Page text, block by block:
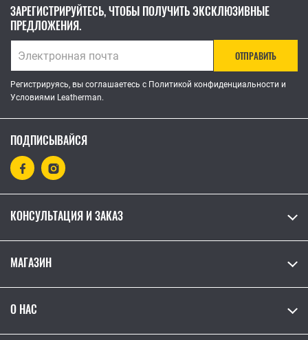
ЗАРЕГИСТРИРУЙТЕСЬ, ЧТОБЫ ПОЛУЧИТЬ ЭКСКЛЮЗИВНЫЕ
ПРЕДЛОЖЕНИЯ.
ОТПРАВИТЬ
Регистрируясь, вы соглашаетесь с Политикой конфиденциальности и
Условиями Leatherman.
ПОДПИСЫВАЙСЯ
КОНСУЛЬТАЦИЯ И ЗАКАЗ
МАГАЗИН
О НАС